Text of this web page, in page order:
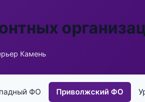
Камень
ФО Приволжский ФО